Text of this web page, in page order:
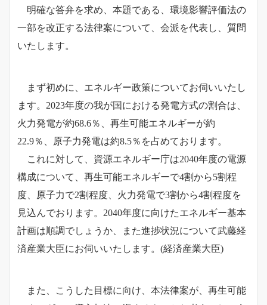
明確な答弁を求め、本題である、環境影響評価法の
一部を改正する法律案について、会派を代表し、質問
いたします。
まず初めに、エネルギー政策についてお伺いいたし
ます。2023年度の我が国における発電方式の割合は、
火力発電が約68.6％、再生可能エネルギーが約
22.9％、原子力発電は約8.5％を占めております。
これに対して、資源エネルギー庁は2040年度の電源
構成について、再生可能エネルギーで4割から5割程
度、原子力で2割程度、火力発電で3割から4割程度を
見込んでおります。 2040年度に向けたエネルギー基本
計画は順調でしょうか、また進捗状況について武藤経
済産業大臣にお伺いいたします。(経済産業大臣)
また、こうした目標に向け、本法律案が、再生可能